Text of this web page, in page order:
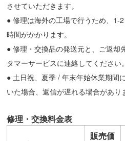
させていただきます。
● 修理は海外の工場で行うため、1-
時間がかかります。
● 修理・交換品の発送元と、ご返却
タマーサービスに連絡してください。
● 土日祝、夏季 / 年末年始休業期間
いた場合、返信が遅れる場合があり
修理・交換料金表
販売価